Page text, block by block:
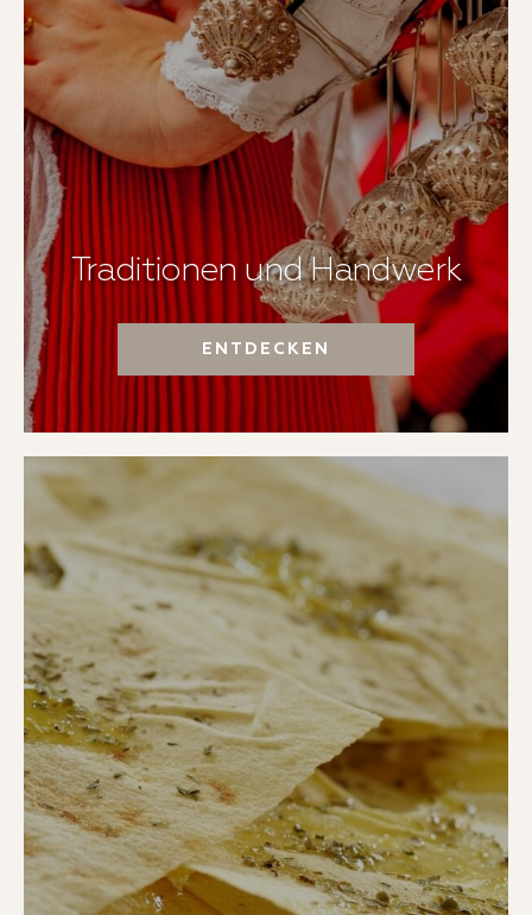
Traditionen und Handwerk
ENTDECKEN